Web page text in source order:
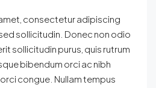
consectetur adipiscing
sollicitudin. Donec non odio
sollicitudin purus, quis rutrum
bibendum orci ac nibh
congue. Nullam tempus